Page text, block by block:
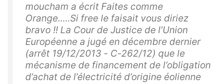
moucham a écrit Faites comme
Orange.....Si free le faisait vous diriez
bravo !! La Cour de Justice de l’Union
Européenne a jugé en décembre dernier
(arrêt 19/12/2013 - C-262/12) que le
mécanisme de financement de l’obligation
d’achat de l’électricité d’origine éolienne